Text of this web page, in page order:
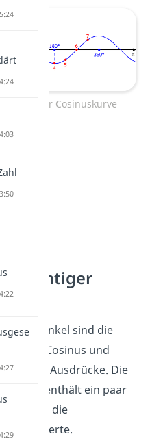
der Cosinuskurve
wichtiger
Winkel sind die
Sinus, Cosinus und
einfache Ausdrücke. Die
Tabelle enthält ein paar
und die
Werte.